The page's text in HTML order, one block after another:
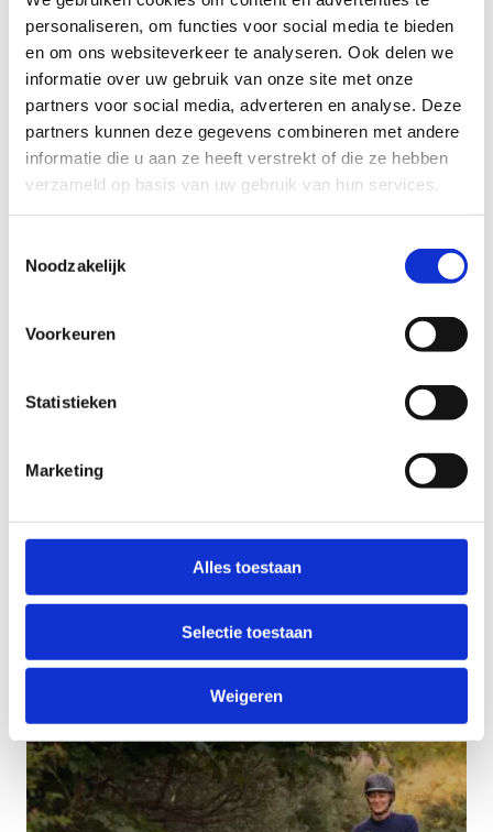
personaliseren, om functies voor social media te bieden
en om ons websiteverkeer te analyseren. Ook delen we
informatie over uw gebruik van onze site met onze
partners voor social media, adverteren en analyse. Deze
partners kunnen deze gegevens combineren met andere
informatie die u aan ze heeft verstrekt of die ze hebben
verzameld op basis van uw gebruik van hun services.
Noodzakelijk
Voorkeuren
Statistieken
Marketing
Alles toestaan
Selectie toestaan
Weigeren
Ook interessant
Leg een offroadfietsroute aan